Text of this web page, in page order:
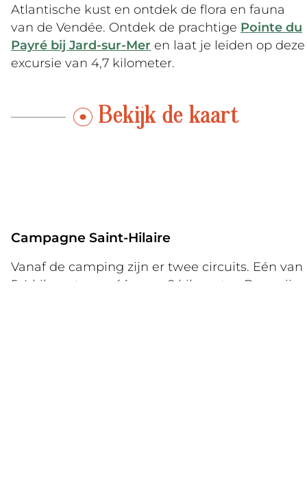
Atlantische kust en ontdek de flora en fauna
van de Vendée. Ontdek de prachtige Pointe du
Payré bij Jard-sur-Mer en laat je leiden op deze
excursie van 4,7 kilometer.
Bekijk de kaart
Campagne Saint-Hilaire
Vanaf de camping zijn er twee circuits. Eén van
5,4 kilometer en één van 8 kilometer. Deze zijn